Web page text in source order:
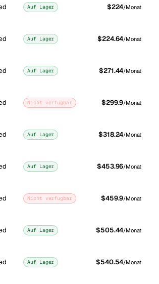
Auf Lager $224/Monat
Auf Lager $224.64/Monat
Auf Lager $271.44/Monat
Nicht verfugbar $299.9/Monat
Auf Lager $318.24/Monat
Auf Lager $453.96/Monat
Nicht verfugbar $459.9/Monat
Auf Lager $505.44/Monat
Auf Lager $540.54/Monat